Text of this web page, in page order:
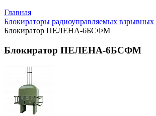
Главная
Блокираторы радиоуправляемых
Блокиратор ПЕЛЕНА-6БСФМ
Блокиратор ПЕЛЕНА-6БСФМ